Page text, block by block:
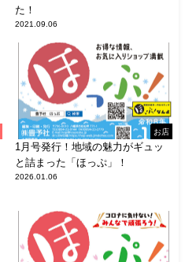
た！
2021.09.06
お店
1月号発行！地域の魅力がギュッ
と詰まった「ほっぷ」！
2026.01.06